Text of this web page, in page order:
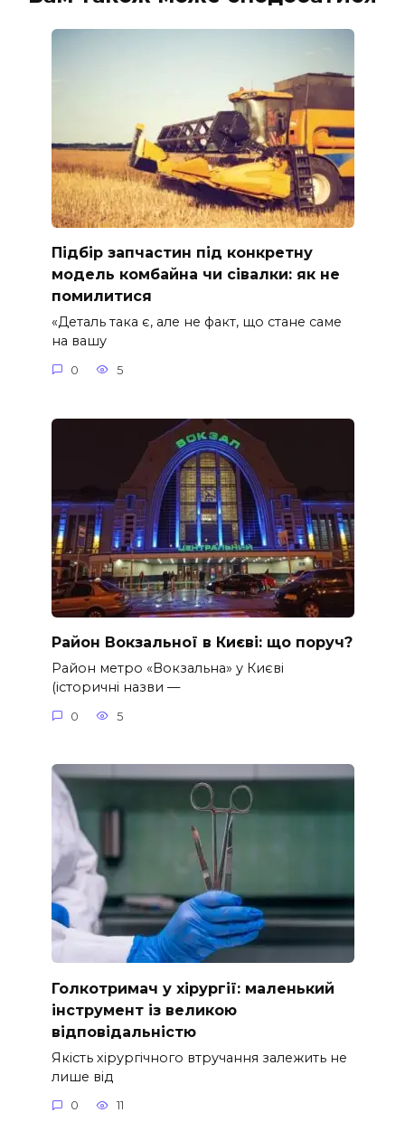
Підбір запчастин під конкретну
модель комбайна чи сівалки: як не
помилитися
«Деталь така є, але не факт, що стане саме
на вашу
0 5
Район Вокзальної в Києві: що поруч?
Район метро «Вокзальна» у Києві
(історичні назви —
0 5
Голкотримач у хірургії: маленький
інструмент із великою
відповідальністю
Якість хірургічного втручання залежить не
лише від
0 11